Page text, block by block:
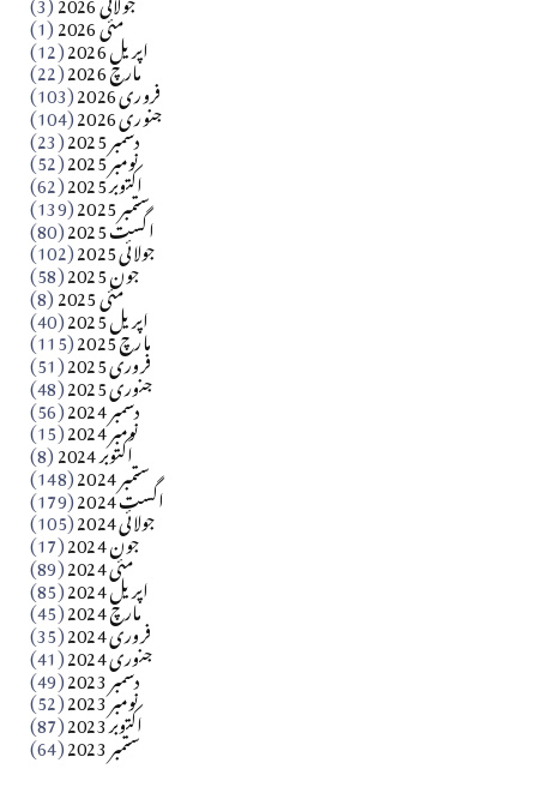
آزاد کشمیر جیسے احتجاج کی ضرورت ہے؟ از،،، ظہیرالدین
مئی 2026 (1) اپریل 2026 (12) مارچ 2026 (22) فروری 2026 (103) جنوری 2026 (104) دسمبر 2025 (23) نومبر 2025 (52) اکتوبر 2025 (62) ستمبر 2025 (139) اگست 2025 (80) جولائی 2025 (102) جون 2025 (58) مئی 2025 (8) اپریل 2025 (40) مارچ 2025 (115) فروری 2025 (51) جنوری 2025 (48) دسمبر 2024 (56) نومبر 2024 (15) اکتوبر 2024 (8) ستمبر 2024 (148) اگست 2024 (179) جولائی 2024 (105) جون 2024 (17) مئی 2024 (89) اپریل 2024 (85) مارچ 2024 (45) فروری 2024 (35) جنوری 2024 (41) دسمبر 2023 (49) نومبر 2023 (52) اکتوبر 2023 (87) ستمبر 2023 (64)